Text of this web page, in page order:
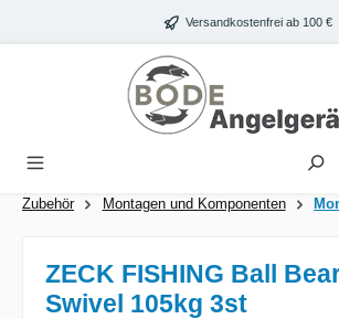
Zum Hauptinhalt springen Versandkostenfrei ab 100 €
Zubehör Montagen und Komponenten
ZECK FISHING Ball
Swivel 105kg 3st